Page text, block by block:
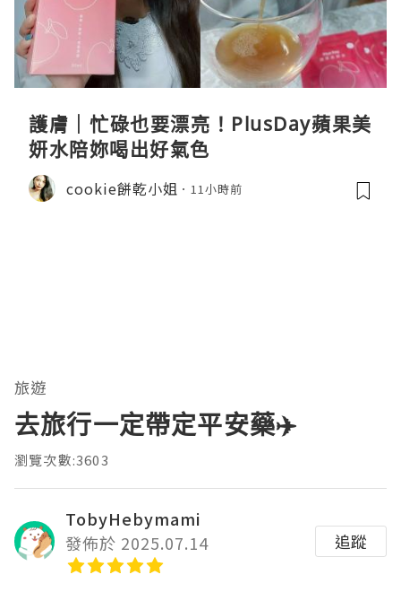
護膚｜忙碌也要漂亮！PlusDay蘋果美
妍水陪妳喝出好氣色
cookie餅乾小姐 11小時前
旅遊
去旅行一定帶定平安藥✈️
瀏覽次數:3603
TobyHebymami
發佈於 2025.07.14
追蹤